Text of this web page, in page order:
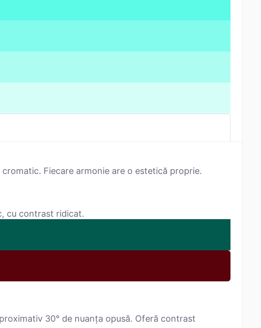
Fiecare armonie are o estetică proprie.
cu contrast ridicat.
30° de nuanța opusă. Oferă contrast